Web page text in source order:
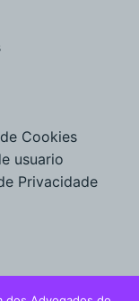
Cookies
usuario
Privacidade